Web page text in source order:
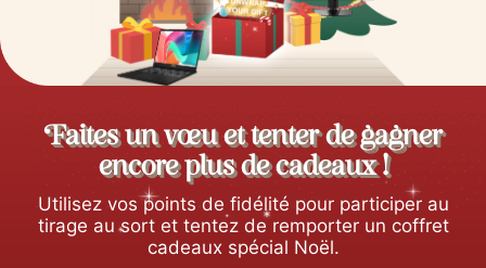
Faites un vœu et tenter de gagner
encore plus de cadeaux !
Utilisez vos points de fidélité pour participer au
tirage au sort et tentez de remporter un coffret
cadeaux spécial Noël.